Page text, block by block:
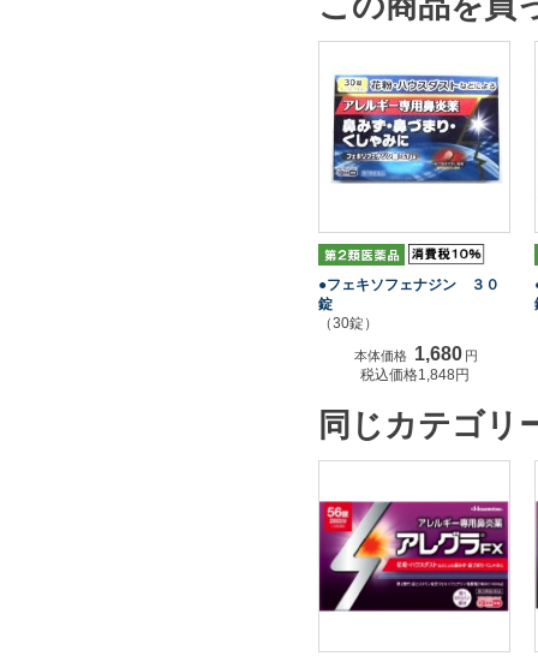
●フェキソフェナジン ３０
錠
（30錠）
本体価格 1,680 円
税込価格1,848円
同じカテゴリ